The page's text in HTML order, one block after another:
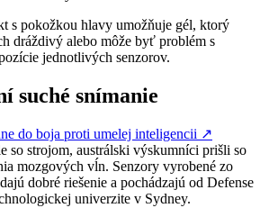
s pokožkou hlavy umožňuje gél, ktorý
dráždivý alebo môže byť problém s
jednotlivých senzorov.
suché snímanie
do boja proti umelej inteligencii ↗
so strojom, austrálski výskumníci prišli so
mozgových vĺn. Senzory vyrobené zo
dobré riešenie a pochádzajú od Defense
univerzite v Sydney.